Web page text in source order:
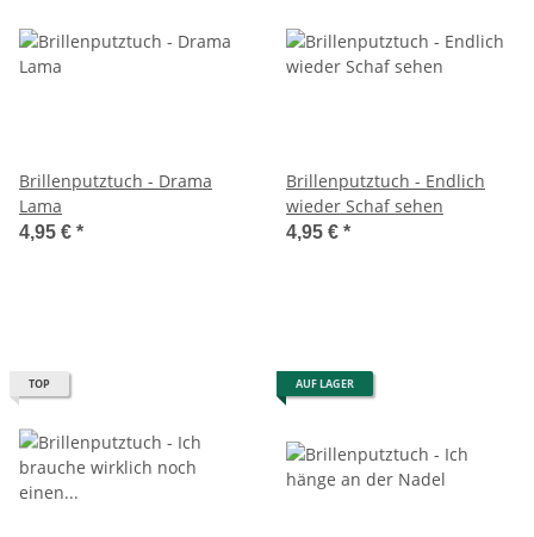
Brillenputztuch - Drama
Lama
4,95 € *
Brillenputztuch - Endlich
wieder Schaf sehen
4,95 € *
TOP AUF LAGER